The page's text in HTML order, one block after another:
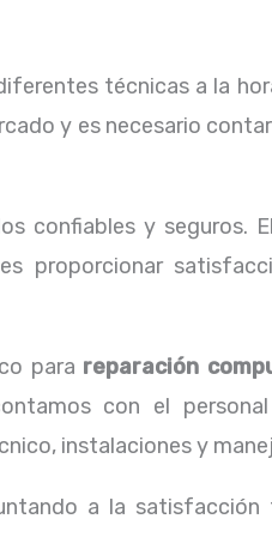
técnicas a la
y es necesario
confiables y seguros.
proporcionar
para reparación
con el
instalaciones y
a la